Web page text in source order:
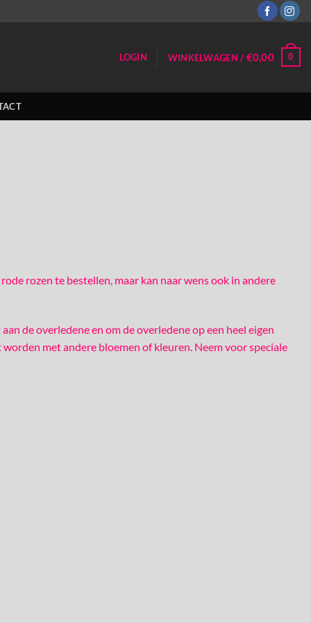
LOGIN WINKELWAGEN / €0,00 0
rozen te bestellen, maar kan naar wens ook in andere
de overledene en om de overledene op een heel eigen
met andere bloemen of kleuren. Neem voor speciale